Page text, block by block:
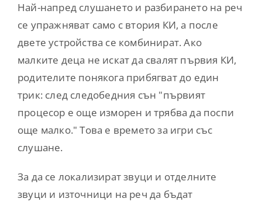
Най-напред слушането и разбирането на реч
се упражняват само с втория КИ, а после
двете устройства се комбинират. Ако
малките деца не искат да свалят първия КИ,
родителите понякога прибягват до един
трик: след следобедния сън "първият
процесор е още изморен и трябва да поспи
още малко." Това е времето за игри със
слушане.
За да се локализират звуци и отделните
звуци и източници на реч да бъдат